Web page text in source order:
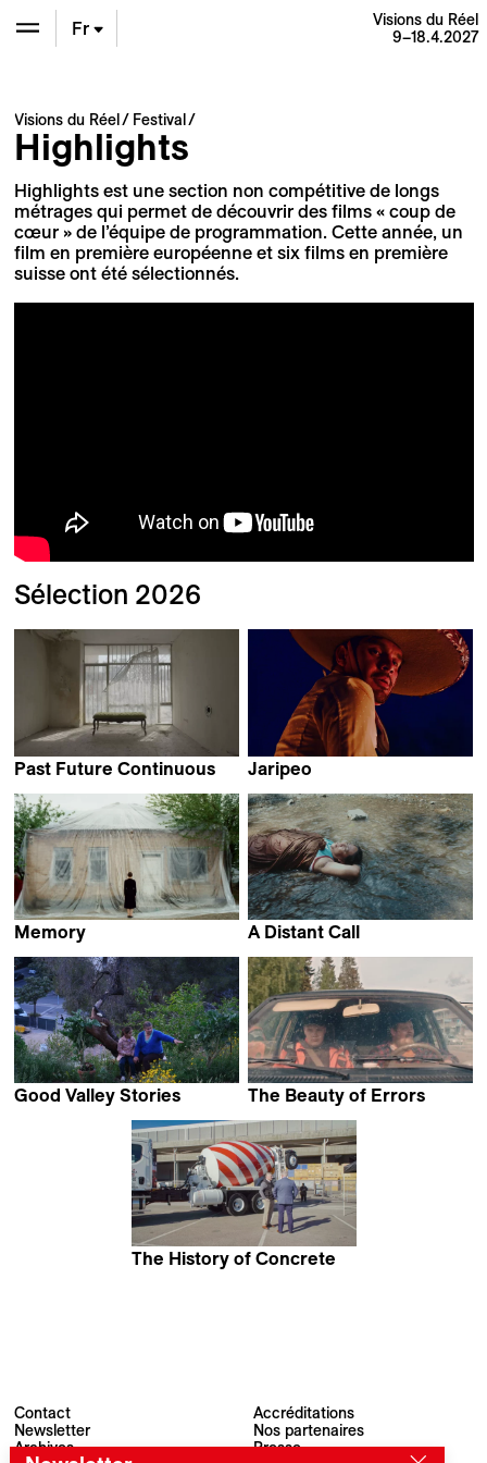
De
Fr
Visions du Réel
9–18.4.2027
Visions du Réel Festival
Highlights
Highlights est une section non compétitive de longs
métrages qui permet de découvrir des films « coup de
cœur » de l’équipe de programmation. Cette année, un
film en première européenne et six films en première
suisse ont été sélectionnés.
Sélection 2026
Past Future Continuous
Morteza Ahmadvand
Jaripeo
Efraín Mojica
Memory
A Distant Call
Good Valley Stories
The Beauty of Errors
The History of Concrete
Contact
Newsletter
Archives
Accréditations
Nos partenaires
Presse